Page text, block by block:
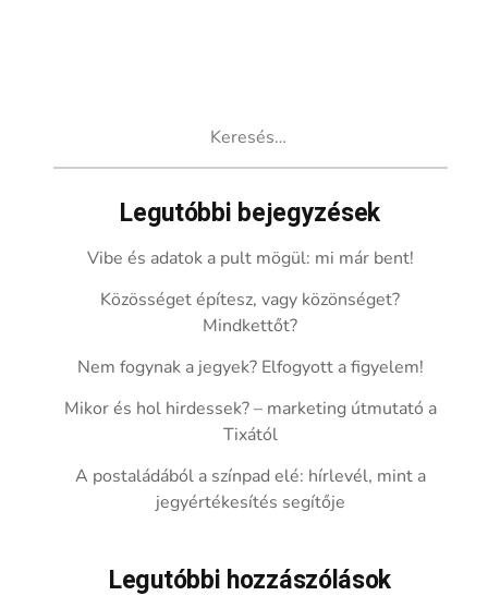
Legutóbbi bejegyzések
Vibe és adatok a pult mögül: mi már bent!
Közösséget építesz, vagy közönséget?
Mindkettőt?
Nem fogynak a jegyek? Elfogyott a figyelem!
Mikor és hol hirdessek? – marketing útmutató a
Tixától
A postaládából a színpad elé: hírlevél, mint a
jegyértékesítés segítője
Legutóbbi hozzászólások